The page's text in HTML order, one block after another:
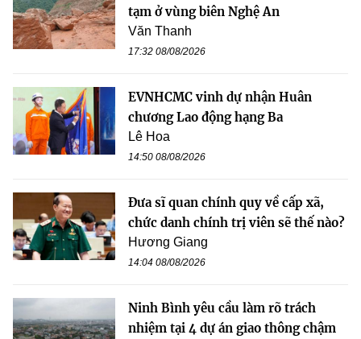
tạm ở vùng biên Nghệ An
Văn Thanh
17:32 08/08/2026
EVNHCMC vinh dự nhận Huân
chương Lao động hạng Ba
Lê Hoa
14:50 08/08/2026
Đưa sĩ quan chính quy về cấp xã,
chức danh chính trị viên sẽ thế nào?
Hương Giang
14:04 08/08/2026
Ninh Bình yêu cầu làm rõ trách
nhiệm tại 4 dự án giao thông chậm